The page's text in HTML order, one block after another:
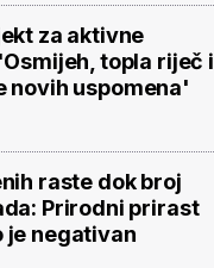
za aktivne
topla riječ i
novih uspomena'
raste dok broj
Prirodni prirast
je negativan